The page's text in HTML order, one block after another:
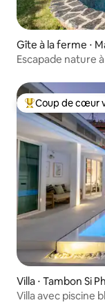
Gîte à la ferme ⋅
Escapade nature
Coups de cœur
Coup de cœur
Villa ⋅ Tambon Si
Villa avec piscine